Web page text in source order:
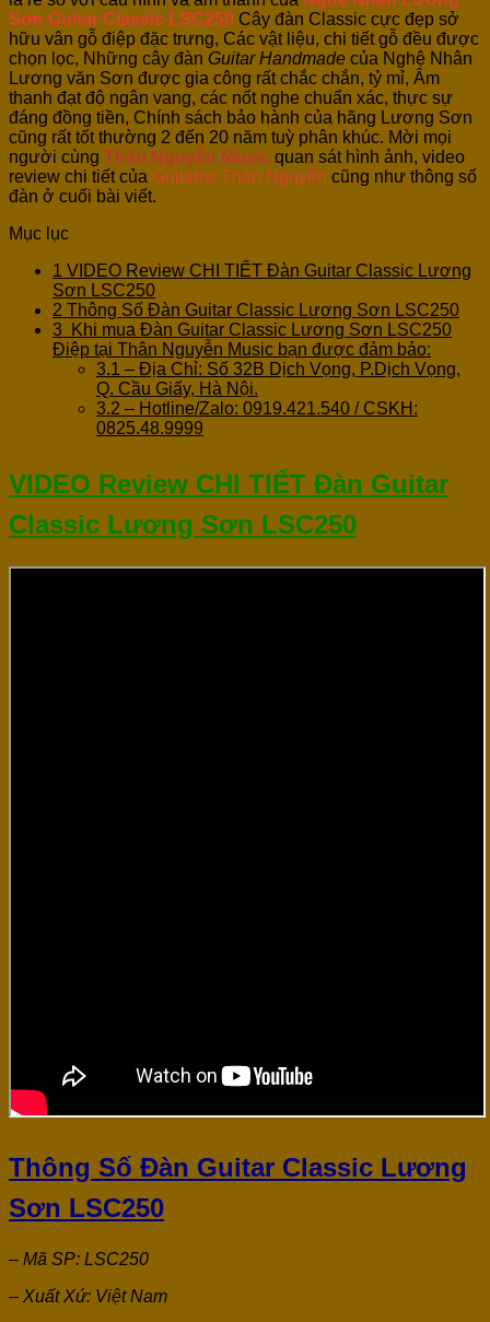
Sơn Guitar Classic LSC250 Cây đàn Classic cực đẹp sở
hữu vân gỗ điệp đặc trưng, Các vật liệu, chi tiết gỗ đều được
chọn lọc, Những cây đàn Guitar Handmade của Nghệ Nhân
Lương văn Sơn được gia công rất chắc chắn, tỷ mỉ, Âm
thanh đạt độ ngân vang, các nốt nghe chuẩn xác, thực sự
đáng đồng tiền, Chính sách bảo hành của hãng Lương Sơn
cũng rất tốt thường 2 đến 20 năm tuỳ phân khúc. Mời mọi
người cùng Thân Nguyễn Music quan sát hình ảnh, video
review chi tiết của Guitarist Thân Nguyễn cũng như thông số
đàn ở cuối bài viết.
Mục lục
1 VIDEO Review CHI TIẾT Đàn Guitar Classic Lương
Sơn LSC250
2 Thông Số Đàn Guitar Classic Lương Sơn LSC250
3 Khi mua Đàn Guitar Classic Lương Sơn LSC250
Điệp tại Thân Nguyễn Music bạn được đảm bảo:
3.1 – Địa Chỉ: Số 32B Dịch Vọng, P.Dịch Vọng,
Q. Cầu Giấy, Hà Nội.
3.2 – Hotline/Zalo: 0919.421.540 / CSKH:
0825.48.9999
VIDEO Review CHI TIẾT Đàn Guitar
Classic Lương Sơn LSC250
Thông Số Đàn Guitar Classic Lương
Sơn LSC250
– Mã SP: LSC250
– Xuất Xứ: Việt Nam